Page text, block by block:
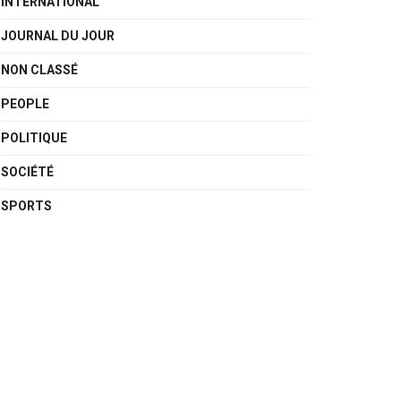
JOURNAL DU JOUR
NON CLASSÉ
PEOPLE
POLITIQUE
SOCIÉTÉ
SPORTS